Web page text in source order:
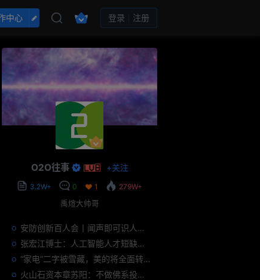
中心 登录 注册
O2O往事 +关注
3.2W+ 0 1
279W+
禹煊大帅哥
安防创新百人会丨闻声即可识人，虚拟诈骗的克星——声纹识别
张宏江博士：人工智能人才短缺是世界性问题
“家电”二字被雪藏，美的将全面转型智能制造？
火山石资本章苏阳：不做佛系投资人，为企业价值战斗到底